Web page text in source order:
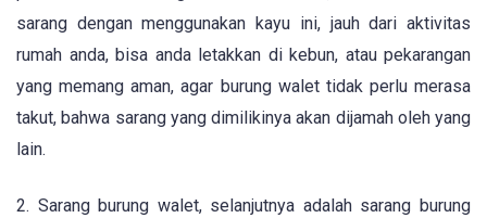
sarang dengan menggunakan kayu ini, jauh dari aktivitas
rumah anda, bisa anda letakkan di kebun, atau pekarangan
yang memang aman, agar burung walet tidak perlu merasa
takut, bahwa sarang yang dimilikinya akan dijamah oleh yang
lain.
2. Sarang burung walet, selanjutnya adalah sarang burung